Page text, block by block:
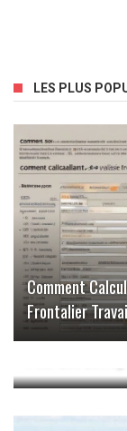
LES PLUS
Comment
Frontalier
Les